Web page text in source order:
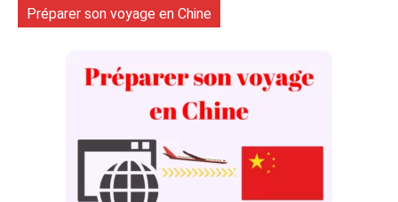
Préparer son voyage en Chine